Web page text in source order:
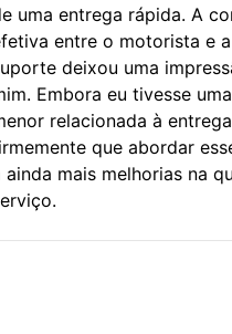
uma entrega rápida. A
entre o motorista e
deixou uma
Embora eu tivesse
relacionada à
que abordar
ainda mais melhorias na